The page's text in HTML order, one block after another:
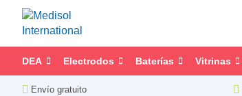
DEA Electrodos Baterías Vitrinas
Envío gratuito